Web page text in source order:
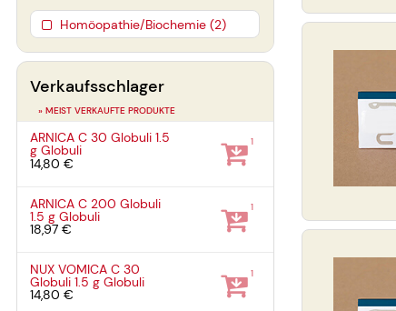
Homöopathie/Biochemie (2)
Verkaufsschlager
» MEIST VERKAUFTE PRODUKTE
ARNICA C 30 Globuli1.5
gGlobuli
14,80 €
1
ARNICA C 200 Globuli
1.5 gGlobuli
18,97 €
1
NUX VOMICA C 30
Globuli1.5 gGlobuli
14,80 €
1